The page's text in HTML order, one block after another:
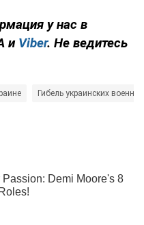
у нас в
и Viber. Не ведитесь
Гибель украинских военных